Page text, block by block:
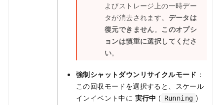
よびストレージ上の一時デー
タが消去されます。 データは
復元できません。 このオプシ
ョンは慎重に選択してくださ
い。
強制シャットダウンリサイクルモード ：
この回収モードを選択すると、スケール
インイベント中に 実行中 ( Running )